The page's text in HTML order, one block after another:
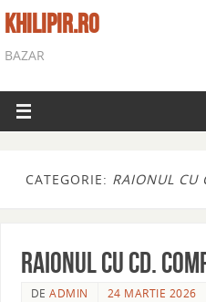
KHILIPIR.RO
BAZAR
CATEGORIE: RAIONUL CU
RAIONUL CU CD.
DEADMIN
24 MARTIE 2026